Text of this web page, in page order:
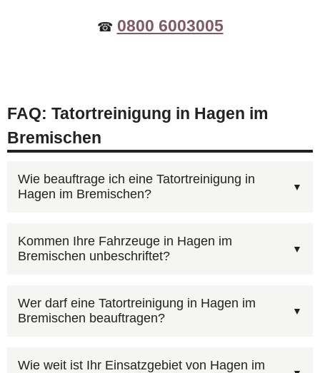
☎ 0800 6003005
FAQ: Tatortreinigung in Hagen im
Bremischen
Wie beauftrage ich eine Tatortreinigung in
Hagen im Bremischen?
Am schnellsten geht es telefonisch:
0800 6003005(kostenlos, 24h). Wir besprechen
und organisieren den Einsatz in Hagen im
Bremischen. Bei Bedarf sind wir innerhalb
Kommen Ihre Fahrzeuge in Hagen im
Bremischen unbeschriftet?
Nein, Ihre Anwesenheit ist nicht erforderlich.
Nach einer Schlüsselübergabe oder
Hagen im Bremischen eigenständig durchführen.
Wer darf eine Tatortreinigung in Hagen im
Bremischen beauftragen?
Nein, vor der Polizeifreigabe darf die Wohnung
Wie weit ist Ihr Einsatzgebiet von Hagen im